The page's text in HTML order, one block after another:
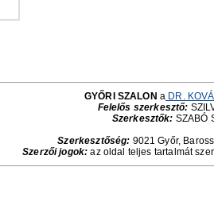
GYŐRI SZALON a DR.
Felelős szerkesztő:
Szerkesztők: SZABÓ
Szerkesztőség: 9021 Győr,
Szerzői jogok: az oldal teljes tartalmát